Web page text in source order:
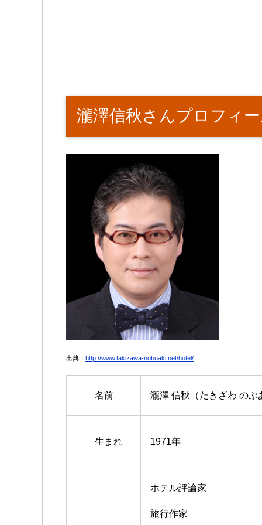
瀧澤信秋さんプロフィ
出典： http://www.takizawa-nobuaki.net/hotel/
名前 瀧澤 信秋（たきざわ のぶ
生まれ 1971年
ホテル評論家
旅行作家